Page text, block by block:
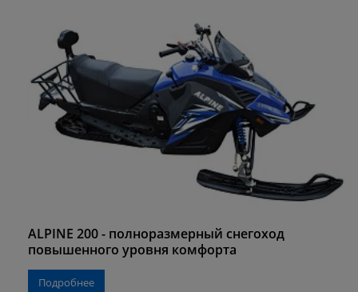
ALPINE 200 - полноразмерный снегоход
повышенного уровня комфорта
Подробнее